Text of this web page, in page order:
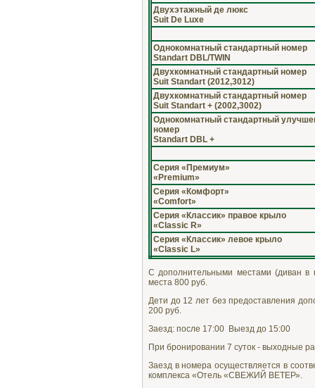
Двухэтажный де люкс
Suit De Luxe
Однокомнатный стандартный номер
Standart DBL/TWIN
Двухкомнатный стандартный номер
Suit Standart (2012,3012)
Двухкомнатный стандартный номер
Suit Standart + (2002,3002)
Однокомнатный стандартный
номер
Standart DBL +
Серия «Премиум»
«Premium»
Серия «Комфорт»
«Comfort»
Серия «Классик» правое крыло
«Classic R»
Серия «Классик» левое крыло
«Classic L»
С дополнительными местами (диван в
места 800 руб.
Дети до 12 лет без предоставления
200 руб.
Заезд: после 17:00 Выезд до 15:00
При бронировании 7 суток - выходные
Заезд в номера осуществляется в
комплекса «Отель «СВЕЖИЙ ВЕТЕР».